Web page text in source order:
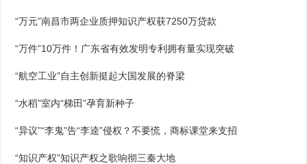
“万元”南昌市两企业质押知识产权获7250万贷款
“万件”10万件！广东省有效发明专利拥有量实现突破
“航空工业”自主创新挺起大国发展的脊梁
“水稻”室内“梯田”孕育新种子
“异议”“李鬼”告“李逵”侵权？不要慌，商标课堂来支招
“知识产权”知识产权之歌响彻三秦大地